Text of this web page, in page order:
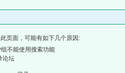
页面，可能有如下几个原因:
不能使用搜索功能
论坛